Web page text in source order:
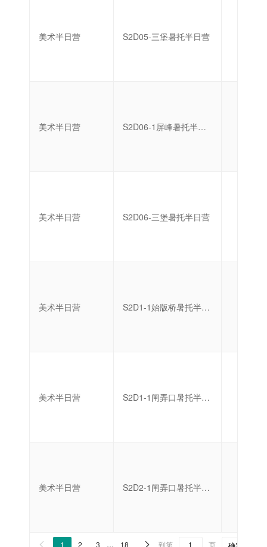
美术半日营 S2D05-三堡暑托半日营
美术半日营 S2D06-1屏峰暑托半日营
美术半日营 S2D06-三堡暑托半日营
美术半日营 S2D1-1始版桥暑托半日营
美术半日营 S2D1-1闸弄口暑托半日营
美术半日营 S2D2-1闸弄口暑托半日营
 1 2 3 … 18  到第 页 确定